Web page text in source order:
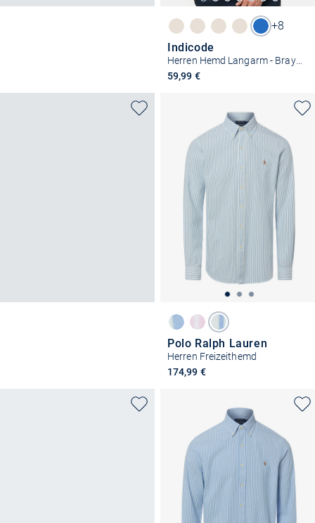
+8
Indicode
Herren Hemd Langarm - Brayden
59,99 €
Polo Ralph Lauren
Herren Freizeithemd
174,99 €